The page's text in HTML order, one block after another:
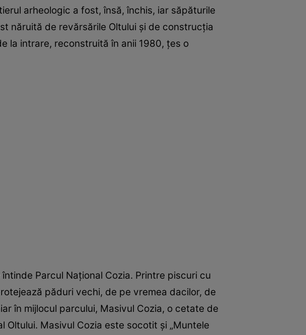
arheologic a fost, însă, închis, iar săpăturile
năruită de revărsările Oltului şi de construcţia
la intrare, reconstruită în anii 1980, ţes o
Parcul Naţional Cozia. Printre piscuri cu
păduri vechi, de pe vremea dacilor, de
în mijlocul parcului, Masivul Cozia, o cetate de
Masivul Cozia este socotit şi „Muntele